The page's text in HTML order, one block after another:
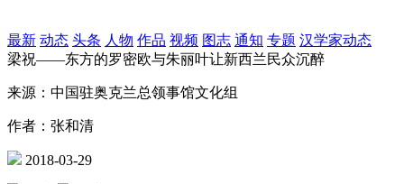
最新 动态 头条 人物 作品 视频 图志 通知 专题 汉学家动态
梁祝——东方的罗密欧与朱丽叶让新西兰民众沉醉
来源：中国驻奥克兰总领事馆文化组
作者：张和清
2018-03-29